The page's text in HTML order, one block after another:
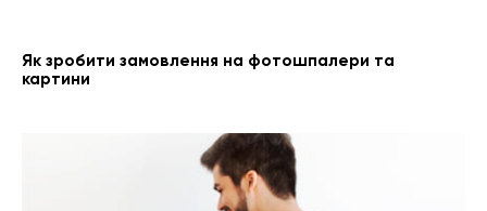
Як зробити замовлення на фотошпалери та
картини